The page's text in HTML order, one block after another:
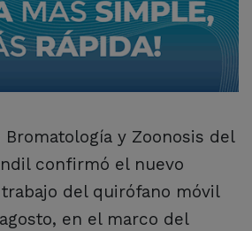
y Zoonosis del
confirmó el nuevo
del quirófano móvil
en el marco del